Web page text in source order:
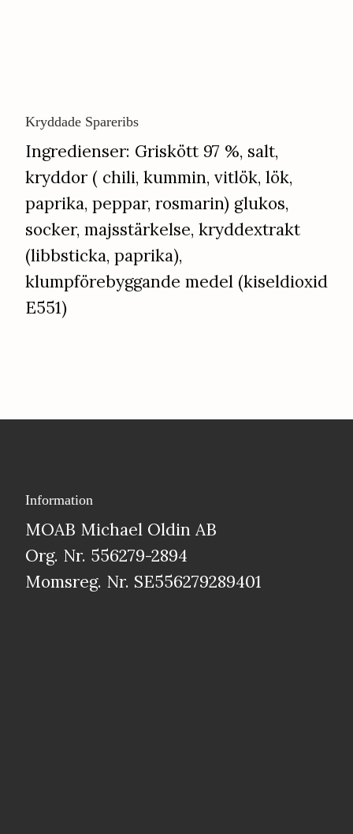
Kryddade Spareribs
​​​​​​​Ingredienser: Griskött 97 %, salt,
kryddor ( chili, kummin, vitlök, lök,
paprika, peppar, rosmarin) glukos,
socker, majsstärkelse, kryddextrakt
(libbsticka, paprika),
klumpförebyggande medel (kiseldioxid
E551)
Information
MOAB Michael Oldin AB
Org. Nr. 556279-2894
Momsreg. Nr. SE556279289401